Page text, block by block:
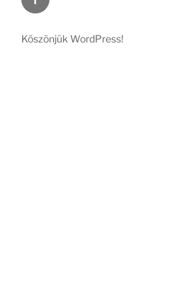
Köszönjük WordPress!